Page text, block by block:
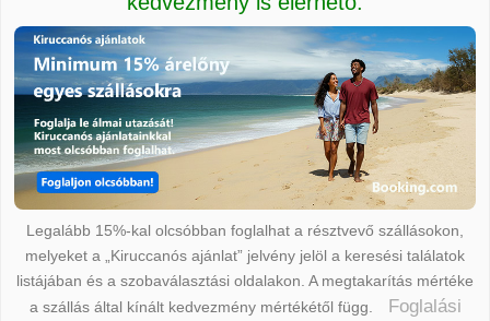
Legalább 15%-kal olcsóbban foglalhat a résztvevő szállásokon,
melyeket a „Kiruccanós ajánlat” jelvény jelöl a keresési találatok
listájában és a szobaválasztási oldalakon. A megtakarítás mértéke
a szállás által kínált kedvezmény mértékétől függ.
Foglalási